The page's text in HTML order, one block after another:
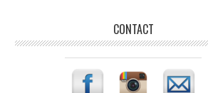
CONTACT